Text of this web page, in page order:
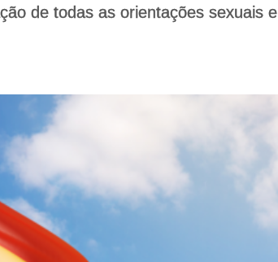
de todas as orientações sexuais e